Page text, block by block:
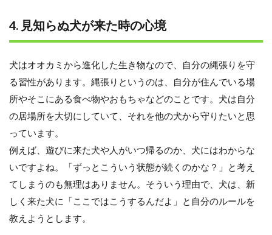
4. 見知らぬ犬が来た時の心境
犬はオオカミから進化した生き物なので、自分の縄張りを守
る習性があります。縄張りというのは、自分が住んでいる場
所やそこにある食べ物やおもちゃなどのことです。犬は自分
の居場所を大切にしていて、それを他の犬から守りたいと思
っています。
例えば、遊びに来た犬や人がいつ帰るのか、犬にはわからな
いですよね。「ずっとこういう状態が続くのかな？」と考え
てしまうのも無理はありません。そういう理由で、犬は、新
しく来た犬に「ここではこうするんだよ」と自分のルールを
教えようとします。